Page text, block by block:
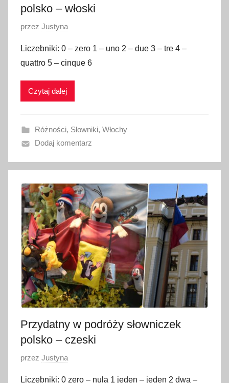
2
1
polsko – włoski
O
u
b
l
w
a
n
o
1
9
s
t
y
c
z
n
i
a
2
2
1
przez Justyna
Liczebniki: 0 – zero 1 – uno 2 – due 3 – tre 4 –
quattro 5 – cinque 6
Czytaj dalej
Różności, Słowniki, Włochy
Dodaj komentarz
Przydatny w podróży słowniczek
polsko – czeski
O
przez Justyna
Liczebniki: 0 zero – nula 1 jeden – jeden 2 dwa –